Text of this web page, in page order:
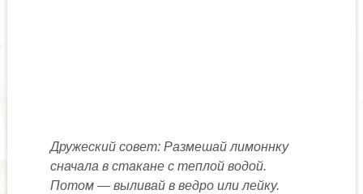
Дружеский совет: Размешай лимоннку
сначала в стакане с теплой водой.
Потом — выливай в ведро или лейку.